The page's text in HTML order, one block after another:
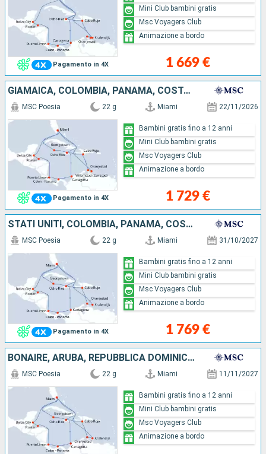
Pagamento in 4X 1 669 €
Mini Club bambini gratis
Msc Voyagers Club
Animazione a bordo
GIAMAICA, COLOMBIA, PANAMA, COSTA RICA, HONDURAS, BELIZE, STATI UNITI, CURAÇAO, ARUBA, REPUBBLICA DOMINICANA, ISOLE CAYMAN
Pagamento in 4X
MSC Poesia 22 g Miami 22/11/2026
1 729 €
Bambini gratis fino a 12 anni
Mini Club bambini gratis
Msc Voyagers Club
Animazione a bordo
STATI UNITI, COLOMBIA, PANAMA, COSTA RICA, HONDURAS, BELIZE, BONAIRE, ARUBA, REPUBBLICA DOMINICANA, GIAMAICA, ISOLE CAYMAN
Pagamento in 4X
MSC Poesia 22 g Miami 31/10/2027
1 769 €
Bambini gratis fino a 12 anni
Mini Club bambini gratis
Msc Voyagers Club
Animazione a bordo
BONAIRE, ARUBA, REPUBBLICA DOMINICANA, GIAMAICA, ISOLE CAYMAN, COLOMBIA, PANAMA, COSTA RICA, HONDURAS, BELIZE, STATI UNITI
MSC Poesia 22 g Miami 11/11/2027
Bambini gratis fino a 12 anni
Mini Club bambini gratis
Msc Voyagers Club
Animazione a bordo